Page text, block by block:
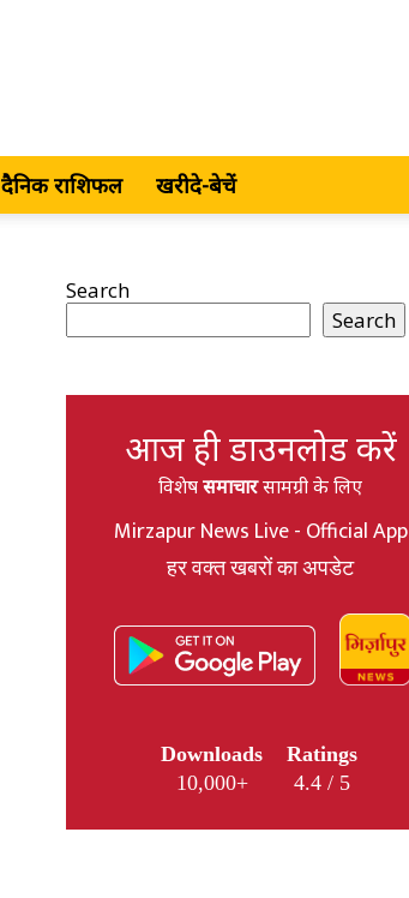
दैनिक राशिफल खरीदे-बेचें
Search
Search
आज ही डाउनलोड करें
विशेषसमाचारसामग्री के लिए
Mirzapur News Live - Official App
हर वक्त खबरों का अपडेट
Downloads
10,000+
Ratings
4.4 / 5